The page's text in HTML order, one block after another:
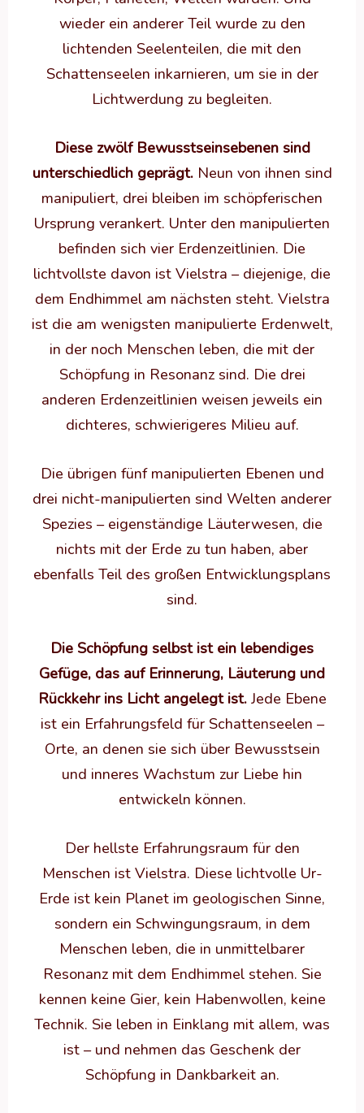
wieder ein anderer Teil wurde zu den
lichtenden Seelenteilen, die mit den
Schattenseelen inkarnieren, um sie in der
Lichtwerdung zu begleiten.
Diese zwölf Bewusstseinsebenen sind
unterschiedlich geprägt.Neun von ihnen sind
manipuliert, drei bleiben im schöpferischen
Ursprung verankert. Unter den manipulierten
befinden sich vier Erdenzeitlinien. Die
lichtvollste davon ist Vielstra – diejenige, die
dem Endhimmel am nächsten steht. Vielstra
ist die am wenigsten manipulierte Erdenwelt,
in der noch Menschen leben, die mit der
Schöpfung in Resonanz sind. Die drei
anderen Erdenzeitlinien weisen jeweils ein
dichteres, schwierigeres Milieu auf.
Die übrigen fünf manipulierten Ebenen und
drei nicht-manipulierten sind Welten anderer
Spezies – eigenständige Läuterwesen, die
nichts mit der Erde zu tun haben, aber
ebenfalls Teil des großen Entwicklungsplans
sind.
Die Schöpfung selbst ist ein lebendiges
Gefüge, das auf Erinnerung, Läuterung und
Rückkehr ins Licht angelegt ist.Jede Ebene
ist ein Erfahrungsfeld für Schattenseelen –
Orte, an denen sie sich über Bewusstsein
und inneres Wachstum zur Liebe hin
entwickeln können.
Der hellste Erfahrungsraum für den
Menschen ist Vielstra. Diese lichtvolle Ur-
Erde ist kein Planet im geologischen Sinne,
sondern ein Schwingungsraum, in dem
Menschen leben, die in unmittelbarer
Resonanz mit dem Endhimmel stehen. Sie
kennen keine Gier, kein Habenwollen, keine
Technik. Sie leben in Einklang mit allem, was
ist – und nehmen das Geschenk der
Schöpfung in Dankbarkeit an.